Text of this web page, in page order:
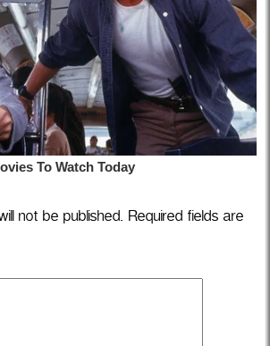
not be published. Required fields are